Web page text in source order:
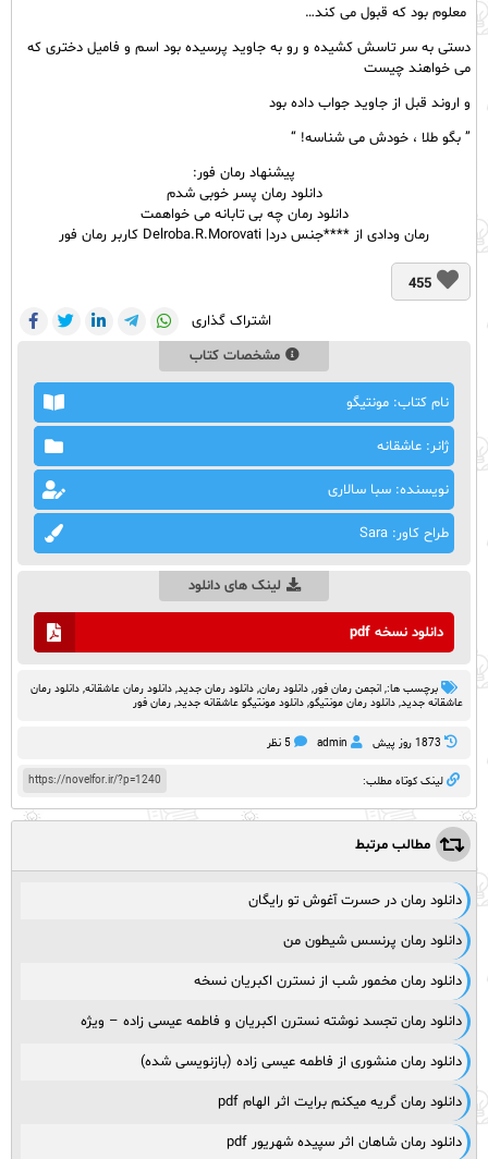
معلوم بود که قبول می‌ کند…
دستی به سر تاسش کشیده و رو به جاوید پرسیده بود اسم و فامیل دختری که
می خواهند چیست
و اروند قبل از جاوید جواب داده بود
” بگو طلا ، خودش می‌ شناسه! “
پیشنهاد رمان فور:
دانلود رمان پسر خوبی شدم
دانلود رمان چه بی تابانه می خواهمت
رمان ودادی از ****جنس درد| Delroba.R.Morovati کاربر رمان فور
455
اشتراک گذاری
مشخصات کتاب
نام کتاب: مونتیگو
ژانر: عاشقانه
نویسنده: سبا سالاری
طراح کاور: Sara
لینک های دانلود
دانلود نسخه pdf
برچسب ها:, انجمن رمان فور, دانلود رمان, دانلود رمان جدید, دانلود رمان عاشقانه, دانلود رمان
عاشقانه جدید, دانلود رمان مونتیگو, دانلود مونتیگو عاشقانه جدید, رمان فور
1873 روز پيش admin 5 نظر
https://novelfor.ir/?p=1240 لینک کوتاه مطلب:
مطالب مرتبط
دانلود رمان در حسرت آغوش تو رایگان
دانلود رمان پرنسس شیطون من
دانلود رمان مخمور شب از نسترن اکبریان نسخه
دانلود رمان تجسد نوشته نسترن اکبریان و فاطمه عیسی زاده – ویژه
دانلود رمان منشوری از فاطمه عیسی زاده (بازنویسی شده)
دانلود رمان گریه میکنم برایت اثر الهام pdf
دانلود رمان شاهان اثر سپیده شهریور pdf